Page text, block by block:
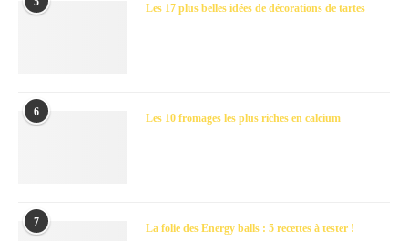
Les 17 plus belles idées de décorations de tartes
6 Les 10 fromages les plus riches en calcium
7 La folie des Energy balls : 5 recettes à tester !